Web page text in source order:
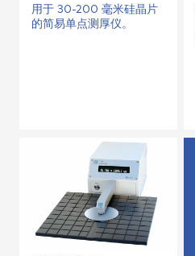
用于 30-200 毫米硅晶片
的简易单点测厚仪。